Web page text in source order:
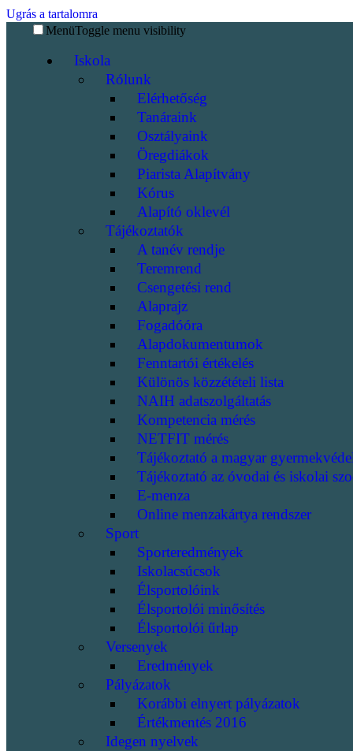
Ugrás a tartalomra
MenüToggle menu visibility
Iskola
Rólunk
Elérhetőség
Tanáraink
Osztályaink
Öregdiákok
Piarista Alapítvány
Kórus
Alapító oklevél
Tájékoztatók
A tanév rendje
Teremrend
Csengetési rend
Alaprajz
Fogadóóra
Alapdokumentumok
Fenntartói értékelés
Különös közzétételi lista
NAIH adatszolgáltatás
Kompetencia mérés
NETFIT mérés
Tájékoztató a magyar
Tájékoztató az óvodai és iskolai
E-menza
Online menzakártya rendszer
Sport
Sporteredmények
Iskolacsúcsok
Élsportolóink
Élsportolói minősítés
Élsportolói űrlap
Versenyek
Eredmények
Pályázatok
Korábbi elnyert pályázatok
Értékmentés 2016
Idegen nyelvek